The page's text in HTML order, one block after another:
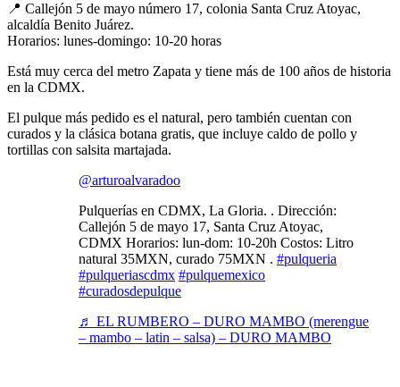
📍 Callejón 5 de mayo número 17, colonia Santa Cruz Atoyac,
alcaldía Benito Juárez.
Horarios: lunes-domingo: 10-20 horas
Está muy cerca del metro Zapata y tiene más de 100 años de historia
en la CDMX.
El pulque más pedido es el natural, pero también cuentan con
curados y la clásica botana gratis, que incluye caldo de pollo y
tortillas con salsita martajada.
@arturoalvaradoo
Pulquerías en CDMX, La Gloria. . Dirección:
Callejón 5 de mayo 17, Santa Cruz Atoyac,
CDMX Horarios: lun-dom: 10-20h Costos: Litro
natural 35MXN, curado 75MXN . #pulqueria
#pulqueriascdmx #pulquemexico
#curadosdepulque
♬ EL RUMBERO – DURO MAMBO (merengue
– mambo – latin – salsa) – DURO MAMBO